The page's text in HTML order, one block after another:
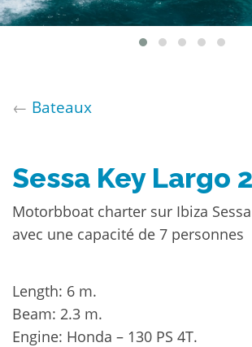
BLOG
← Bateaux
Sessa Key Largo
Motorbboat charter sur Ibiza
avec une capacité de 7 personnes
Length: 6 m.
Beam: 2.3 m.
Engine: Honda – 130 PS 4T.